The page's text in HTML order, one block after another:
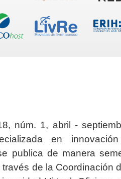
núm. 1, abril -
en
publica de manera
de la Coordinación